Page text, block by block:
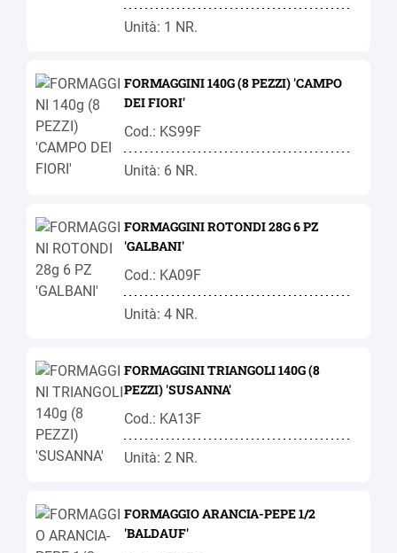
Unità: 1 NR.
FORMAGGINI 140G (8 PEZZI) 'CAMPO
DEI FIORI'
Cod.: KS99F
Unità: 6 NR.
FORMAGGINI ROTONDI 28G 6 PZ
'GALBANI'
Cod.: KA09F
Unità: 4 NR.
FORMAGGINI TRIANGOLI 140G (8
PEZZI) 'SUSANNA'
Cod.: KA13F
Unità: 2 NR.
FORMAGGIO ARANCIA-PEPE 1/2
'BALDAUF'